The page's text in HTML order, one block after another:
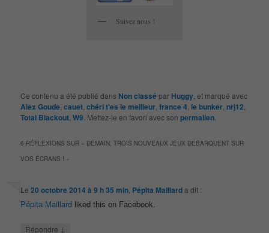
Suivez nous !
Ce contenu a été publié dans Non classé par Huggy , et marqué avec
Alex Goude ,cauet ,chéri t'es le meilleur ,france 4 le bunker nrj12
Total Blackout ,W9 . Mettez-le en favori avec sonpermalien
6 RÉFLEXIONS SUR « DEMAIN, TROIS NOUVEAUX JEUX DÉBARQUENT SUR
VOS ÉCRANS ! »
Le20 octobre 2014 à 9 h 35 min Pépita Maillarda dit :
Pépita Maillard liked this on Facebook.
Répondre ↓